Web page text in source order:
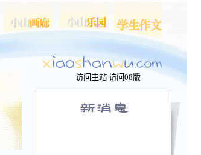
访问主站 访问08版